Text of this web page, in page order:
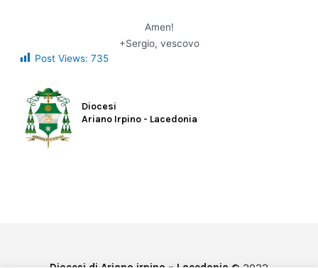
Amen!
+Sergio, vescovo
Post Views: 735
Diocesi
Ariano Irpino - Lacedonia